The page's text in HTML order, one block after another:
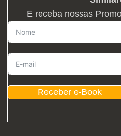
E receba nossas
Receber e-Book